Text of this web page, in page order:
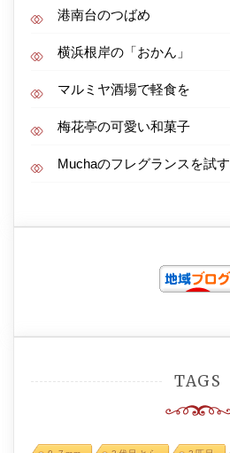
港南台のつばめ
横浜根岸の「おかん」
マルミヤ酒場で軽食を
梅花亭の可愛い和菓子
Muchaのフレグランスを試す
TAGS